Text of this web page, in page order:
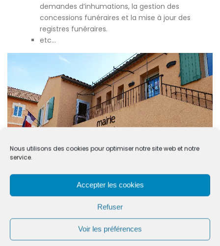
Nous utilisons des cookies pour optimiser notre site web et notre
service.
Accepter les cookies
Refuser
Voir les préférences
demandes d’inhumations, la gestion des
concessions funéraires et la mise à jour des
registres funéraires.
etc…